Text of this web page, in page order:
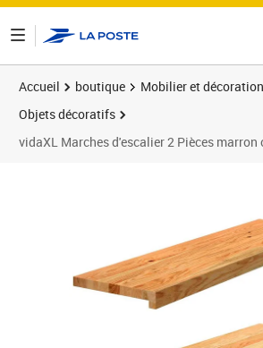
Accueil boutique Mobilier et décoration
Objets décoratifs
vidaXL Marches d'escalier 2 Pièces